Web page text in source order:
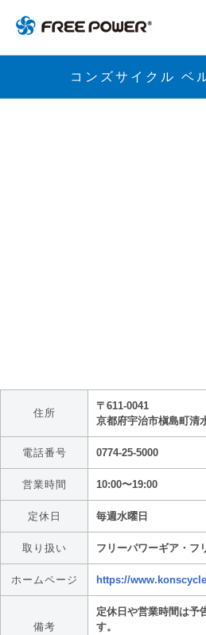
コンズサイクル ベ
住所
〒611-0041
京都府宇治市槇島町清
電話番号 0774-25-5000
営業時間 10:00〜19:00
定休日 毎週水曜日
取り扱い フリーパワーギア・フ
ホームページ https://
備考
定休日や営業時間は予
す。